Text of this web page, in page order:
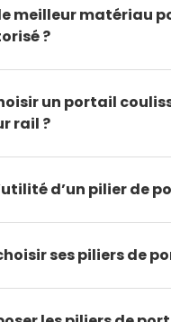
meilleur matériau
?
un portail
rail ?
d’un pilier de
ses piliers de